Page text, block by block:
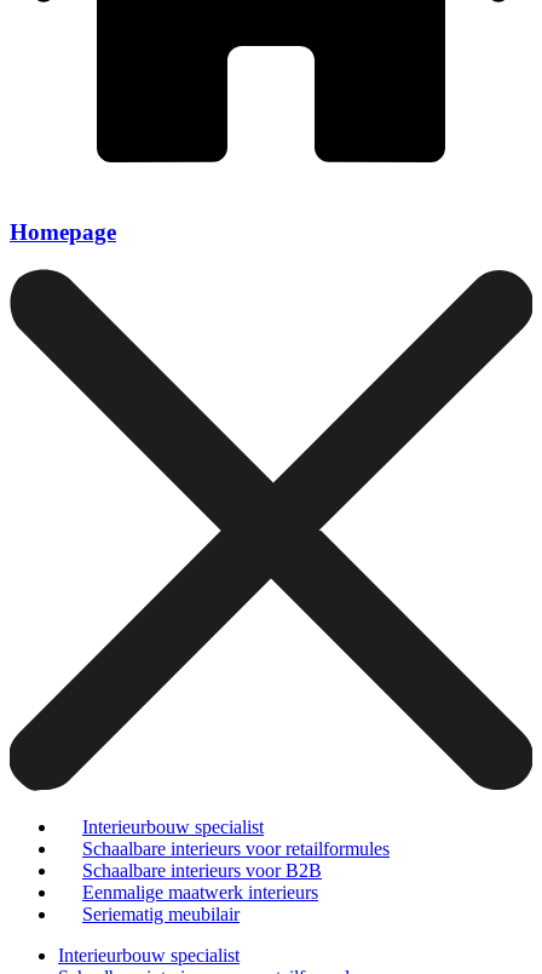
Homepage
Interieurbouw specialist
Schaalbare interieurs voor retailformules
Schaalbare interieurs voor B2B
Eenmalige maatwerk interieurs
Seriematig meubilair
Interieurbouw specialist